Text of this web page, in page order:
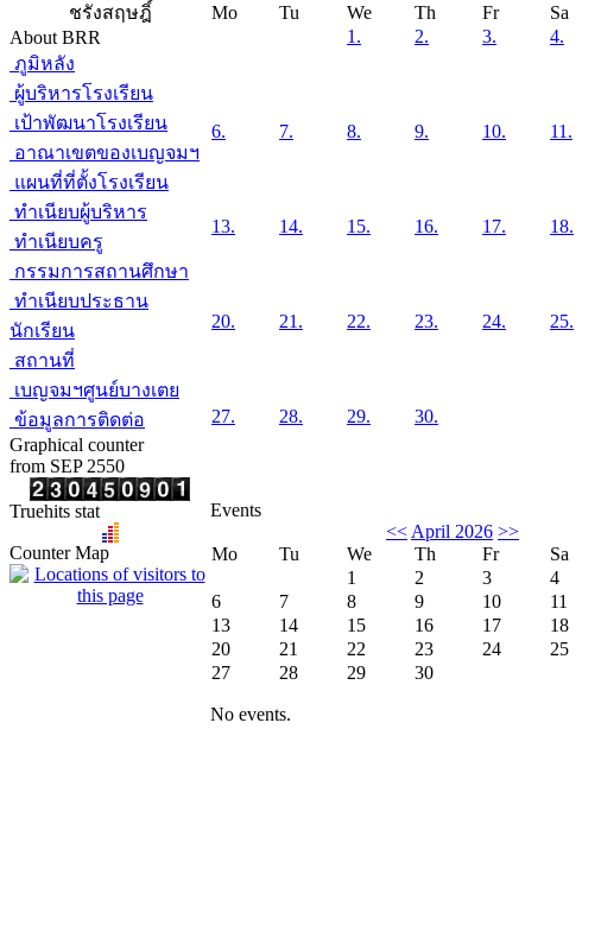
ชรังสฤษฎิ์
About BRR
ภูมิหลัง
ผู้บริหารโรงเรียน
เป้าพัฒนาโรงเรียน
อาณาเขตของเบญจมฯ
แผนที่ที่ตั้งโรงเรียน
ทำเนียบผู้บริหาร
ทำเนียบครู
กรรมการสถานศึกษา
ทำเนียบประธาน
นักเรียน
สถานที่
เบญจมฯศูนย์บางเตย
ข้อมูลการติดต่อ
Graphical counter
from SEP 2550
Truehits stat
Counter Map
Mo Tu We Th Fr Sa
1.
2. 3. 4.
6. 7. 8. 9. 10. 11.
13. 14. 15. 16. 17. 18.
20. 21. 22. 23. 24. 25.
27. 28. 29. 30.
Events
<< April 2026 >>
Mo
Tu We Th Fr Sa
1
2 3 4
6
7 8 9 10 11
13
14 15 16 17 18
20
21 22 23 24 25
27
28 29 30
No events.